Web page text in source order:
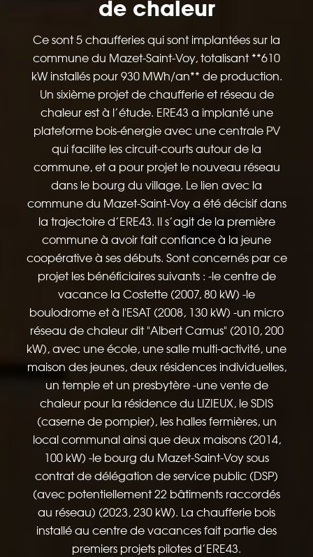
de chaleur
Ce sont 5 chaufferies qui sont implantées sur la
commune du Mazet-Saint-Voy, totalisant **610
kW installés pour 930 MWh/an** de production.
Un sixième projet de chaufferie et réseau de
chaleur est à l’étude. ERE43 a implanté une
plateforme bois-énergie avec une centrale PV
qui facilite les circuit-courts autour de la
commune, et a pour projet le nouveau réseau
dans le bourg du village. Le lien avec la
commune du Mazet-Saint-Voy a été décisif dans
la trajectoire d’ERE43. Il s’agit de la première
commune à avoir fait confiance à la jeune
coopérative à ses débuts. Sont concernés par ce
projet les bénéficiaires suivants : -le centre de
vacance la Costette (2007, 80 kW) -le
boulodrome et à l'ESAT (2008, 130 kW) -un micro
réseau de chaleur dit "Albert Camus" (2010, 200
kW), avec une école, une salle multi-activité, une
maison des jeunes, deux résidences individuelles,
un temple et un presbytère -une vente de
chaleur pour la résidence du LIZIEUX, le SDIS
(caserne de pompier), les halles fermières, un
local communal ainsi que deux maisons (2014,
100 kW) -le bourg du Mazet-Saint-Voy sous
contrat de délégation de service public (DSP)
(avec potentiellement 22 bâtiments raccordés
au réseau) (2023, 230 kW). La chaufferie bois
installé au centre de vacances fait partie des
premiers projets pilotes d’ERE43.